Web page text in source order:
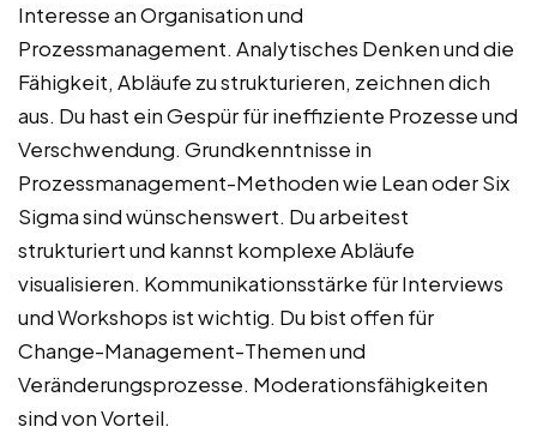
Interesse an Organisation und
Prozessmanagement. Analytisches Denken und die
Fähigkeit, Abläufe zu strukturieren, zeichnen dich
aus. Du hast ein Gespür für ineffiziente Prozesse und
Verschwendung. Grundkenntnisse in
Prozessmanagement-Methoden wie Lean oder Six
Sigma sind wünschenswert. Du arbeitest
strukturiert und kannst komplexe Abläufe
visualisieren. Kommunikationsstärke für Interviews
und Workshops ist wichtig. Du bist offen für
Change-Management-Themen und
Veränderungsprozesse. Moderationsfähigkeiten
sind von Vorteil.